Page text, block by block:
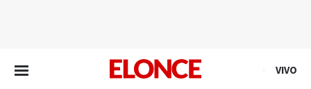
VIVO